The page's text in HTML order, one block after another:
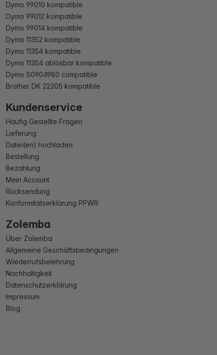
Dymo 99010 kompatible
Dymo 99012 kompatible
Dymo 99014 kompatible
Dymo 11352 kompatible
Dymo 11354 kompatible
Dymo 11354 ablösbar kompatible
Dymo S0904980 compatible
Brother DK 22205 kompatible
Kundenservice
Häufig Gestellte Fragen
Lieferung
Datei(en) hochladen
Bestellung
Bezahlung
Mein Account
Rücksendung
Konformitätserklärung PPWR
Zolemba
Über Zolemba
Allgemeine Geschäftsbedingungen
Wiederrufsbelehrung
Nachhaltigkeit
Datenschutzerklärung
Impressum
Blog